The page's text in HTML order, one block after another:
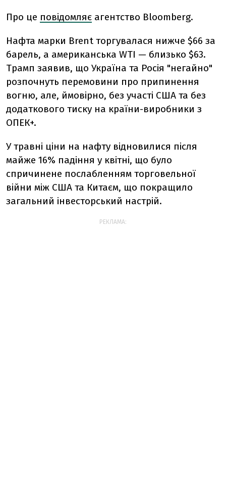
Про це повідомляє агентство Bloomberg.
Нафта марки Brent торгувалася нижче $66 за
барель, а американська WTI — близько $63.
Трамп заявив, що Україна та Росія "негайно"
розпочнуть перемовини про припинення
вогню, але, ймовірно, без участі США та без
додаткового тиску на країни-виробники з
ОПЕК+.
У травні ціни на нафту відновилися після
майже 16% падіння у квітні, що було
спричинене послабленням торговельної
війни між США та Китаєм, що покращило
загальний інвесторський настрій.
РЕКЛАМА: